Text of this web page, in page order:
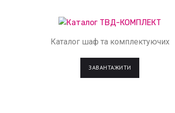
Каталог шаф та комплектуючих
ЗАВАНТАЖИТИ